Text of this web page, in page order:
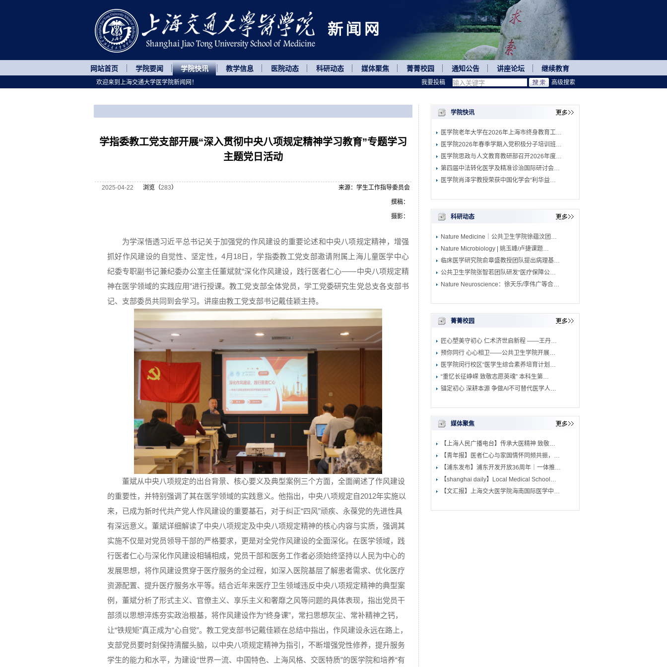
网站首页 学院要闻 学院快讯 教学信息 医院动态 科研动态 媒体聚焦 菁菁校园 通知公告 讲座论坛 继续教育
学指委教工党支部开展“深入贯彻中央八项规定精神学习教育”专题学习
主题党日活动
2025-04-22 浏览（283） 来源：学生工作指导委员会
撰稿：
摄影：
为学深悟透习近平总书记关于加强党的作风建设的重要论述和中央八项规定精神，增强
抓好作风建设的自觉性、坚定性，4月18日，学指委教工党支部邀请附属上海儿童医学中心
纪委专职副书记兼纪委办公室主任董斌就“深化作风建设，践行医者仁心——中央八项规定精
神在医学领域的实践应用”进行授课。教工党支部全体党员，学工党委研究生党总支各支部书
记、支部委员共同到会学习。讲座由教工党支部书记戴佳颖主持。
董斌从中央八项规定的出台背景、核心要义及典型案例三个方面，全面阐述了作风建设
的重要性，并特别强调了其在医学领域的实践意义。他指出，中央八项规定自2012年实施以
来，已成为新时代共产党人作风建设的重要基石，对于纠正“四风”顽疾、永葆党的先进性具
有深远意义。董斌详细解读了中央八项规定及中央八项规定精神的核心内容与实质，强调其
实施不仅是对党员领导干部的严格要求，更是对全党作风建设的全面深化。在医学领域，践
行医者仁心与深化作风建设相辅相成，党员干部和医务工作者必须始终坚持以人民为中心的
发展思想，将作风建设贯穿于医疗服务的全过程，如深入医院基层了解患者需求、优化医疗
资源配置、提升医疗服务水平等。结合近年来医疗卫生领域违反中央八项规定精神的典型案
例，董斌分析了形式主义、官僚主义、享乐主义和奢靡之风等问题的具体表现，指出党员干
部须以思想淬炼夯实政治根基，将作风建设作为“终身课”，常扫思想灰尘、常补精神之钙，
让“铁规矩”真正成为“心自觉”。教工党支部书记戴佳颖在总结中指出，作风建设永远在路上，
支部党员要时刻保持清醒头脑，以中央八项规定精神为指引，不断增强党性修养，提升服务
学生的能力和水平，为建设“世界一流、中国特色、上海风格、交医特质”的医学院和培养“有
高级搜索
学院快讯
医学院老年大学在2026年上海市终身教育工…
医学院2026年春季学期入党积极分子培训班…
医学院思政与人文教育教研部召开2026年度…
第四届中法转化医学及精准诊治国际研讨会…
医学院肖泽宇教授荣获中国化学会“利华益…
科研动态
Nature Medicine｜公共卫生学院徐蕴汶团…
Nature Microbiology | 姚玉峰/卢捷课题…
临床医学研究院俞章盛教授团队提出病理基…
公共卫生学院张智若团队研发“医疗保障公…
Nature Neuroscience：徐天乐/李伟广等合…
菁菁校园
匠心塑美守初心 仁术济世启新程 ——王丹…
预你同行 心心相卫——公共卫生学院开展…
医学院闵行校区“医学生综合素养培育计划…
“重忆长征峥嵘 致敬志愿英魂” 本科生第…
锚定初心 深耕本源 争做AI不可替代医学人…
媒体聚焦
【上海人民广播电台】传承大医精神 致敬…
【青年报】医者仁心与家国情怀同频共振，…
【浦东发布】浦东开发开放36周年｜一体推…
【shanghai daily】Local Medical School…
【文汇报】上海交大医学院海南国际医学中…
欢迎来到上海交通大学医学院新闻网！ 我要投稿